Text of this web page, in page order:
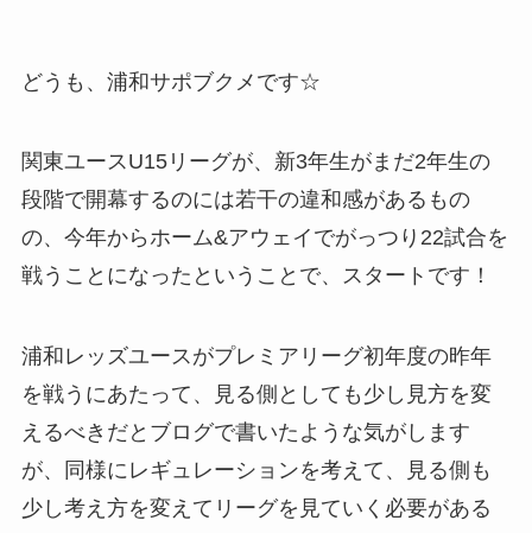
どうも、浦和サポブクメです☆
関東ユースU15リーグが、新3年生がまだ2年生の
段階で開幕するのには若干の違和感があるもの
の、今年からホーム&アウェイでがっつり22試合を
戦うことになったということで、スタートです！
浦和レッズユースがプレミアリーグ初年度の昨年
を戦うにあたって、見る側としても少し見方を変
えるべきだとブログで書いたような気がします
が、同様にレギュレーションを考えて、見る側も
少し考え方を変えてリーグを見ていく必要がある